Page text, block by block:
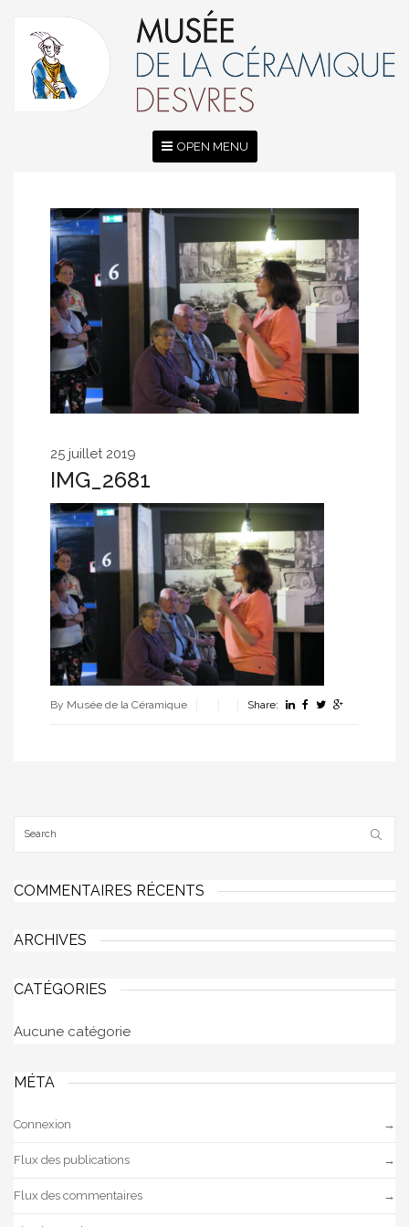
OPEN MENU
25 juillet 2019
IMG_2681
By Musée de la Céramique Share:
COMMENTAIRES RÉCENTS
ARCHIVES
CATÉGORIES
Aucune catégorie
MÉTA
Connexion
Flux des publications
Flux des commentaires